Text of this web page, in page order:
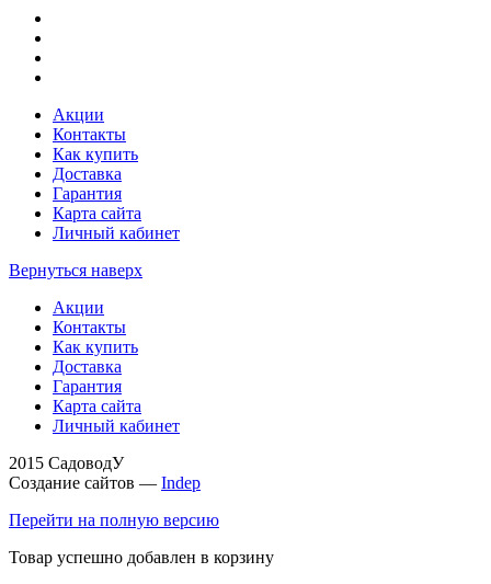
Акции
Контакты
Как купить
Доставка
Гарантия
Карта сайта
Личный кабинет
Вернуться наверх
Акции
Контакты
Как купить
Доставка
Гарантия
Карта сайта
Личный кабинет
2015 СадоводУ
Создание сайтов — Indep
Перейти на полную версию
Товар успешно добавлен в корзину